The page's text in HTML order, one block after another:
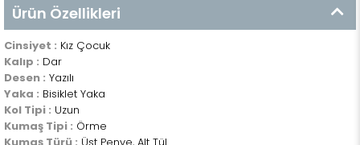
Ürün Özellikleri
Cinsiyet : Kız Çocuk
Kalıp : Dar
Desen : Yazılı
Yaka : Bisiklet Yaka
Kol Tipi : Uzun
Kumaş Tipi : Örme